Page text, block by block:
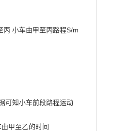
丙 小车由甲至丙路程S/m
可知小车前段路程运动
由甲至乙的时间